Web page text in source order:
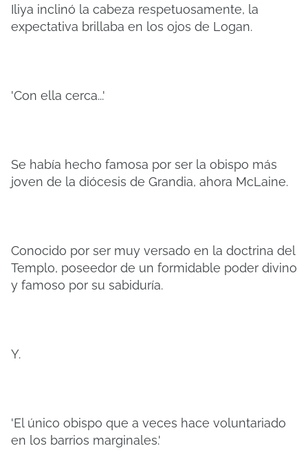
Iliya inclinó la cabeza respetuosamente, la
expectativa brillaba en los ojos de Logan.
'Con ella cerca...'
Se había hecho famosa por ser la obispo más
joven de la diócesis de Grandia, ahora McLaine.
Conocido por ser muy versado en la doctrina del
Templo, poseedor de un formidable poder divino
y famoso por su sabiduría.
Y.
'El único obispo que a veces hace voluntariado
en los barrios marginales.'